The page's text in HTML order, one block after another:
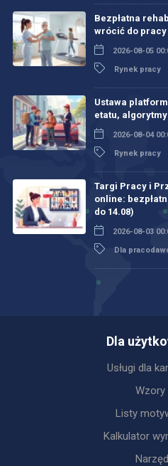
Bezpłatna
wrócić do
2026-08-05
Rynek pracy
Ustawa
etatu,
2026-08-04
Rynek pracy
Targi Pracy i
online:
do 14.08)
2026-08-03
Dla
Dla
Usługi dla
Wzory
Listy
Kalkulator